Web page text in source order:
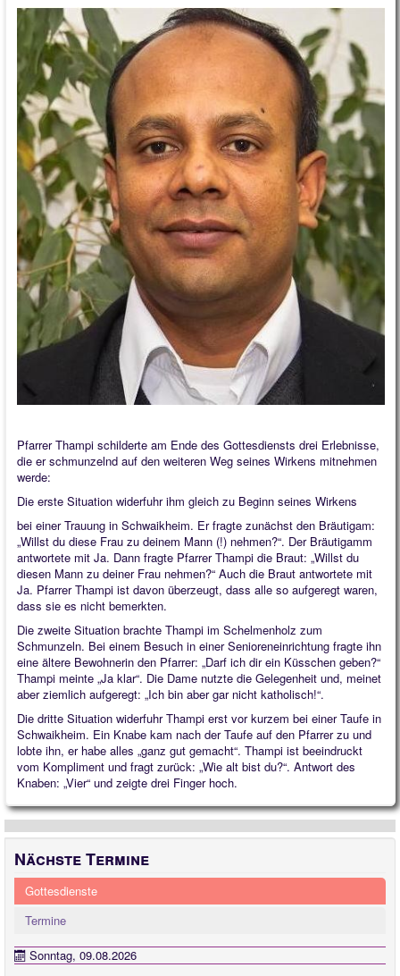
Pfarrer Thampi schilderte am Ende des Gottesdiensts drei Erlebnisse,
die er schmunzelnd auf den weiteren Weg seines Wirkens mitnehmen
werde:
Die erste Situation widerfuhr ihm gleich zu Beginn seines Wirkens
bei einer Trauung in Schwaikheim. Er fragte zunächst den Bräutigam:
„Willst du diese Frau zu deinem Mann (!) nehmen?“. Der Bräutigamm
antwortete mit Ja. Dann fragte Pfarrer Thampi die Braut: „Willst du
diesen Mann zu deiner Frau nehmen?“ Auch die Braut antwortete mit
Ja. Pfarrer Thampi ist davon überzeugt, dass alle so aufgeregt waren,
dass sie es nicht bemerkten.
Die zweite Situation brachte Thampi im Schelmenholz zum
Schmunzeln. Bei einem Besuch in einer Senioreneinrichtung fragte ihn
eine ältere Bewohnerin den Pfarrer: „Darf ich dir ein Küsschen geben?“
Thampi meinte „Ja klar“. Die Dame nutzte die Gelegenheit und, meinet
aber ziemlich aufgeregt: „Ich bin aber gar nicht katholisch!“.
Die dritte Situation widerfuhr Thampi erst vor kurzem bei einer Taufe in
Schwaikheim. Ein Knabe kam nach der Taufe auf den Pfarrer zu und
lobte ihn, er habe alles „ganz gut gemacht“. Thampi ist beeindruckt
vom Kompliment und fragt zurück: „Wie alt bist du?“. Antwort des
Knaben: „Vier“ und zeigte drei Finger hoch.
Nächste Termine
Gottesdienste
Termine
Sonntag, 09.08.2026